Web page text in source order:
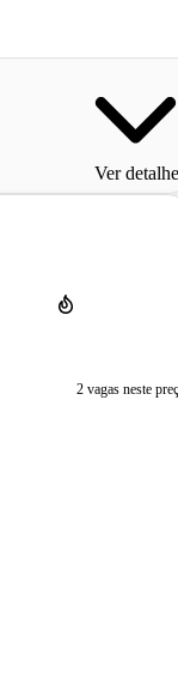
Ver
2 vagas neste